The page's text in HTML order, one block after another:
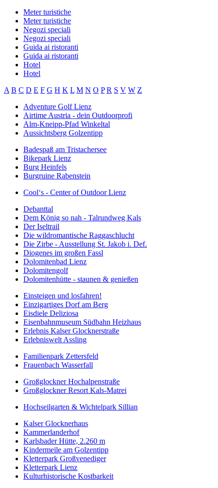
Meter turistiche
Meter turistiche
Negozi speciali
Negozi speciali
Guida ai ristoranti
Guida ai ristoranti
Hotel
Hotel
A B C D E F G H K L M N O P R S V W Z
Adventure Golf Lienz
Airtime Austria - dein Outdoorprofi
Alm-Kneipp-Pfad Winkeltal
Aussichtsberg Golzentipp
Badespaß am Tristachersee
Bikepark Lienz
Burg Heinfels
Burgruine Rabenstein
Cool‘s - Center of Outdoor Lienz
Debanttal
Dem König so nah - Talrundweg Kals
Der Iseltrail
Die wildromantische Raggaschlucht
Die Zirbe - Ausstellung St. Jakob i. Def.
Diogenes im großen Fassl
Dolomitenbad Lienz
Dolomitengolf
Dolomitenhütte - staunen & genießen
Einsteigen und losfahren!
Einzigartiges Dorf am Berg
Eisdiele Deliziosa
Eisenbahnmuseum Südbahn Heizhaus
Erlebnis Kalser Glocknerstraße
Erlebniswelt Assling
Familienpark Zettersfeld
Frauenbach Wasserfall
Großglockner Hochalpenstraße
Großglockner Resort Kals-Matrei
Hochseilgarten & Wichtelpark Sillian
Kalser Glocknerhaus
Kammerlanderhof
Karlsbader Hütte, 2.260 m
Kindermeile am Golzentipp
Kletterpark Großvenediger
Kletterpark Lienz
Kulturhistorische Kostbarkeit